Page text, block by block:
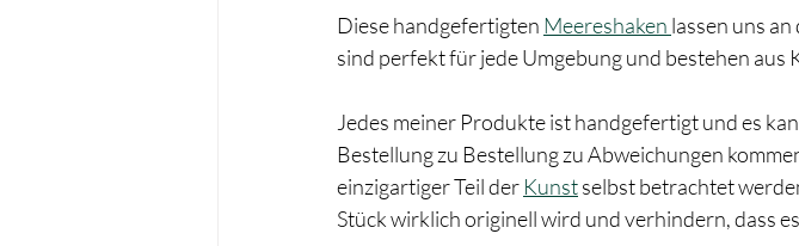
Diese handgefertigten Meereshaken lassen uns
sind perfekt für jede Umgebung und bestehen aus
Jedes meiner Produkte ist handgefertigt und es
Bestellung zu Bestellung zu Abweichungen
einzigartiger Teil der Kunst selbst betrachtet
Stück wirklich originell wird und verhindern, dass